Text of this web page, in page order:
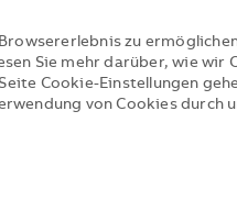
zu
Sie mehr darüber, wie wir
Cookie-Einstellungen
von Cookies durch